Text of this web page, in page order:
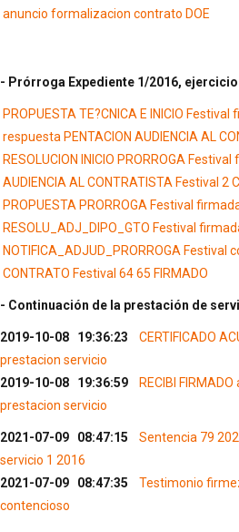
anuncio formalizacion contrato DOE
- Prórroga Expediente 1/2016,
PROPUESTA TE?CNICA E INICIO Festival
respuesta PENTACION AUDIENCIA AL
RESOLUCION INICIO PRORROGA
AUDIENCIA AL CONTRATISTA Festival 2
PROPUESTA PRORROGA Festival
RESOLU_ADJ_DIPO_GTO Festival
NOTIFICA_ADJUD_PRORROGA Festival
CONTRATO Festival 64 65 FIRMADO
- Continuación de la prestación de
2019-10-08 19:36:23 CERTIFICADO
prestacion servicio
2019-10-08 19:36:59
RECIBI
prestacion servicio
2021-07-09 08:47:15
Sentencia 79
servicio 1 2016
2021-07-09 08:47:35
Testimonio
contencioso